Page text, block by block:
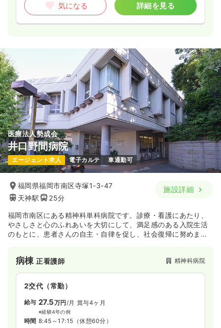
気になる 詳細を見る
医療法人勢成会
井口野間病院
エージェント求人 電子カルテ 車通勤可
福岡県福岡市南区寺塚1-3-47
天神駅
25分
施設詳細
福岡市南区にある精神科単科病院です。診療・看護にあたり、
やさしさと心のふれあいを大切にして、満足感のある入院生活
のもとに、患者さんの自主・自律を促し、社会復帰に努めま
病棟正看護師 精神科病院
2交代（常勤）
給与 27.5万円/月 賞与4ヶ月
※経験4年の例
時間 8:45～17:15 （休憩60分）